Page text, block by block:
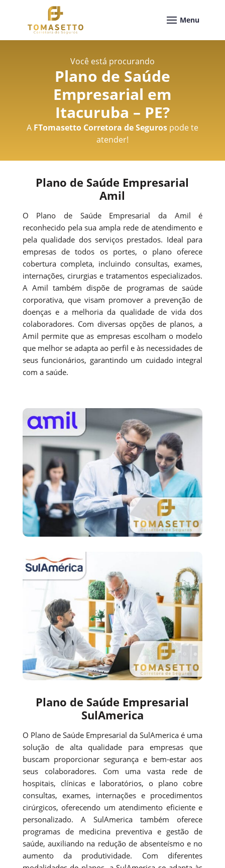
Você está procurando
Plano de Saúde
Empresarial em
Itacuruba – PE?
A FTomasetto Corretora de Segurospode te
atender!
Plano de Saúde Empresarial
Amil
O Plano de Saúde Empresarial da Amil é
reconhecido pela sua ampla rede de atendimento e
pela qualidade dos serviços prestados. Ideal para
empresas de todos os portes, o plano oferece
cobertura completa, incluindo consultas, exames,
internações, cirurgias e tratamentos especializados.
A Amil também dispõe de programas de saúde
corporativa, que visam promover a prevenção de
doenças e a melhoria da qualidade de vida dos
colaboradores. Com diversas opções de planos, a
Amil permite que as empresas escolham o modelo
que melhor se adapta ao perfil e às necessidades de
seus funcionários, garantindo um cuidado integral
com a saúde.
Plano de Saúde Empresarial
SulAmerica
O Plano de Saúde Empresarial da SulAmerica é uma
solução de alta qualidade para empresas que
buscam proporcionar segurança e bem-estar aos
seus colaboradores. Com uma vasta rede de
hospitais, clínicas e laboratórios, o plano cobre
consultas, exames, internações e procedimentos
cirúrgicos, oferecendo um atendimento eficiente e
personalizado. A SulAmerica também oferece
programas de medicina preventiva e gestão de
saúde, auxiliando na redução de absenteísmo e no
aumento da produtividade. Com diferentes